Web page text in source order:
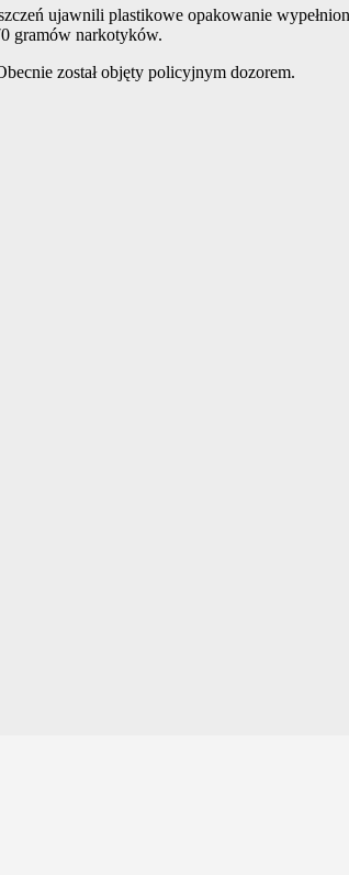
ujawnili plastikowe opakowanie
gramów narkotyków.
został objęty policyjnym dozorem.